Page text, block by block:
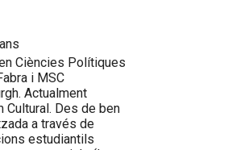
Ciències Polítiques
i MSC
Actualment
Cultural. Des de ben
a través de
estudiantils